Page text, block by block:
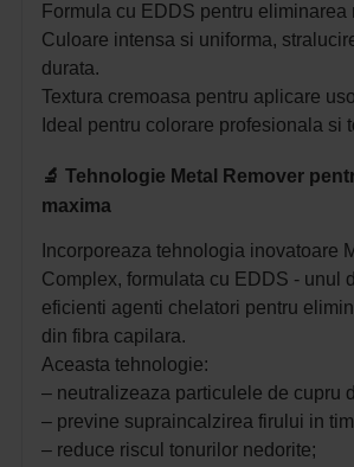
Formula cu EDDS pentru eliminarea
Culoare intensa si uniforma,
durata.
Textura cremoasa pentru aplicare
Ideal pentru colorare profesionala si
🔬 Tehnologie Metal Remover
maxima
Incorporeaza tehnologia inovatoare
Complex, formulata cu EDDS - unul
eficienti agenti chelatori pentru
din fibra capilara.
Aceasta tehnologie:
– neutralizeaza particulele de cupru
– previne supraincalzirea firului in
– reduce riscul tonurilor nedorite;